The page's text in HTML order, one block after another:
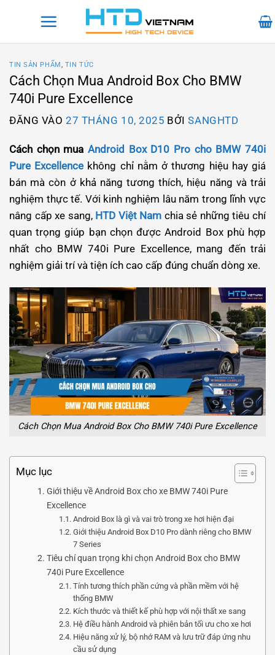
TIN SẢN PHẨM, TIN TỨC
Cách Chọn Mua Android Box Cho BMW
740i Pure Excellence
ĐĂNG VÀO27 THÁNG 10, 2025 BỞISANGHTD
Cách chọn mua Android Box D10 Pro cho BMW 740i
Pure Excellence không chỉ nằm ở thương hiệu hay giá
bán mà còn ở khả năng tương thích, hiệu năng và trải
nghiệm thực tế. Với kinh nghiệm lâu năm trong lĩnh vực
nâng cấp xe sang, HTD Việt Nam chia sẻ những tiêu chí
quan trọng giúp bạn chọn được Android Box phù hợp
nhất cho BMW 740i Pure Excellence, mang đến trải
nghiệm giải trí và tiện ích cao cấp đúng chuẩn dòng xe.
Cách Chọn Mua Android Box Cho BMW 740i Pure Excellence
Mục lục
Giới thiệu về Android Box cho xe BMW 740i Pure
Excellence
Android Box là gì và vai trò trong xe hơi hiện đại
Giới thiệu Android Box D10 Pro dành riêng cho BMW
7 Series
Tiêu chí quan trọng khi chọn Android Box cho BMW
740i Pure Excellence
Tính tương thích phần cứng và phần mềm với hệ
thống BMW
Kích thước và thiết kế phù hợp với nội thất xe sang
Hệ điều hành Android và phiên bản tối ưu cho xe hơi
Hiệu năng xử lý, bộ nhớ RAM và lưu trữ đáp ứng nhu
cầu sử dụng